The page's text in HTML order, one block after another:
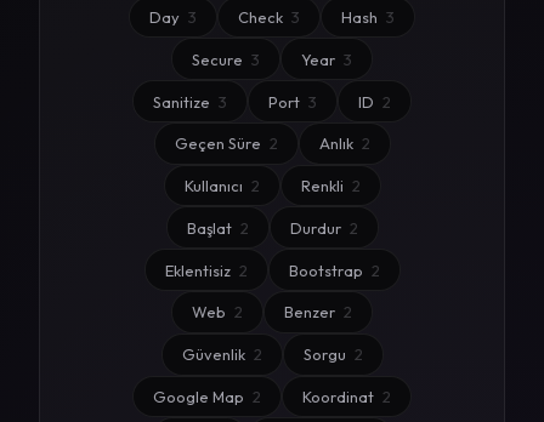
Day 3 Check 3 Hash 3
Secure 3 Year 3
Sanitize 3 Port 3 ID 2
Geçen Süre 2 Anlık 2
Kullanıcı 2 Renkli 2
Başlat 2 Durdur 2
Eklentisiz 2 Bootstrap 2
Web 2 Benzer 2
Güvenlik 2 Sorgu 2
Google Map 2 Koordinat 2